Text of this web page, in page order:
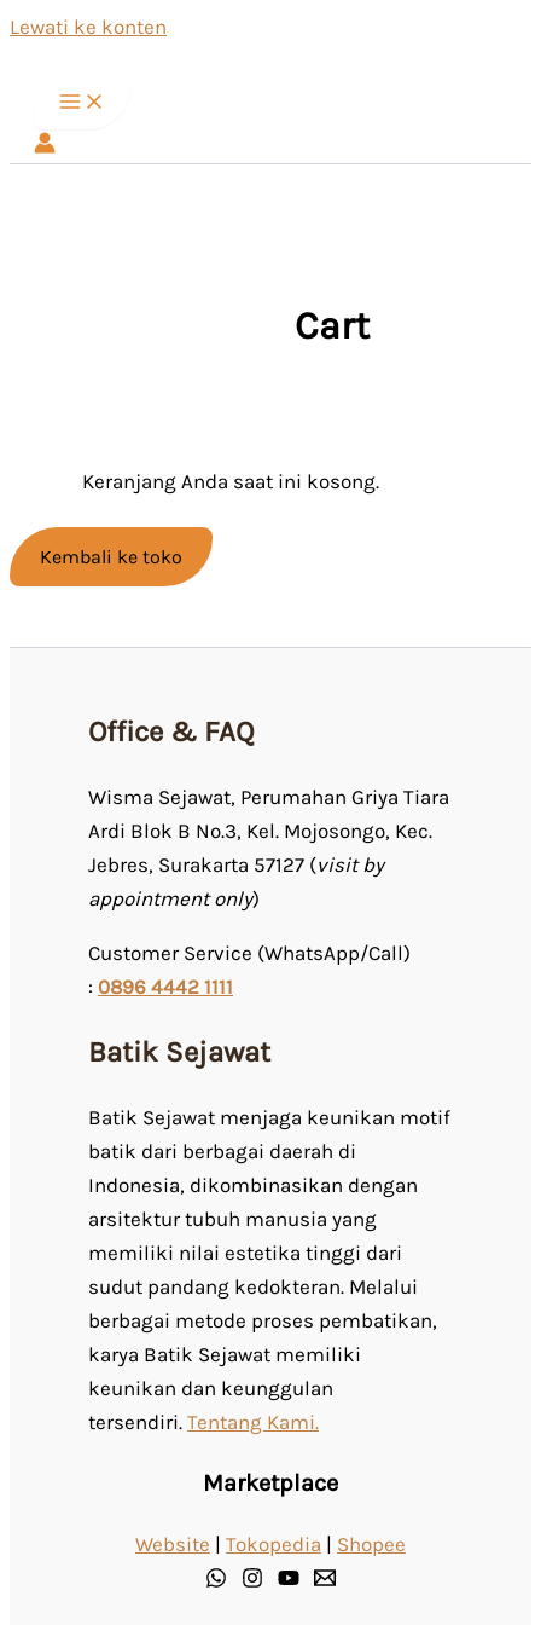
Lewati ke konten
Cart
Keranjang Anda saat ini kosong.
Kembali ke toko
Office & FAQ
Wisma Sejawat, Perumahan Griya Tiara
Ardi Blok B No.3, Kel. Mojosongo, Kec.
Jebres, Surakarta 57127 (visit by
appointment only)
Customer Service (WhatsApp/Call)
: 0896 4442 1111
Batik Sejawat
Batik Sejawat menjaga keunikan motif
batik dari berbagai daerah di
Indonesia, dikombinasikan dengan
arsitektur tubuh manusia yang
memiliki nilai estetika tinggi dari
sudut pandang kedokteran. Melalui
berbagai metode proses pembatikan,
karya Batik Sejawat memiliki
keunikan dan keunggulan
tersendiri. Tentang Kami.
Marketplace
Website | Tokopedia | Shopee